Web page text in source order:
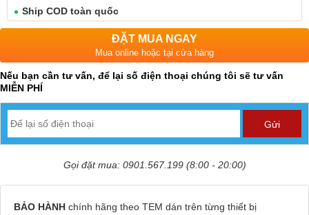
Ship COD toàn quốc
ĐẶT MUA NGAY
Mua online hoặc tại cửa hàng
Nếu bạn cần tư vấn, để lại số điện thoại chúng tôi sẽ tư vấn
MIỄN PHÍ
Gọi đặt mua: 0901.567.199 (8:00 - 20:00)
BẢO HÀNH chính hãng theo TEM dán trên từng thiết bị